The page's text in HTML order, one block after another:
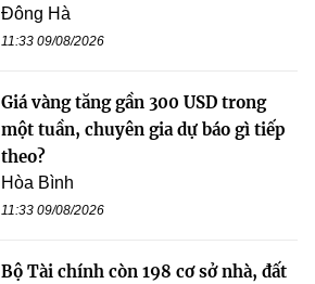
Đông Hà
11:33 09/08/2026
Giá vàng tăng gần 300 USD trong
một tuần, chuyên gia dự báo gì tiếp
theo?
Hòa Bình
11:33 09/08/2026
Bộ Tài chính còn 198 cơ sở nhà, đất